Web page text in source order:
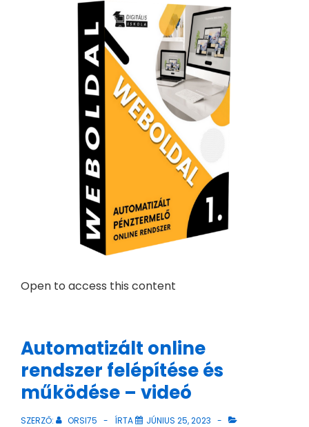
Open to access this content
Automatizált online
rendszer felépítése és
működése – videó
SZERZŐ: ORSI75 ÍRTA
JÚNIUS 25, 2023